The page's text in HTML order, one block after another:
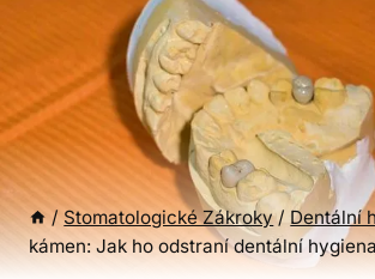
/ Stomatologické Zákroky / Dentální
kámen: Jak ho odstraní dentální